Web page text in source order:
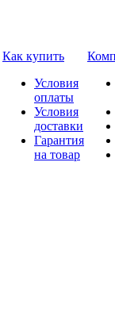
Как купить
Условия
оплаты
Условия
доставки
Гарантия
на товар